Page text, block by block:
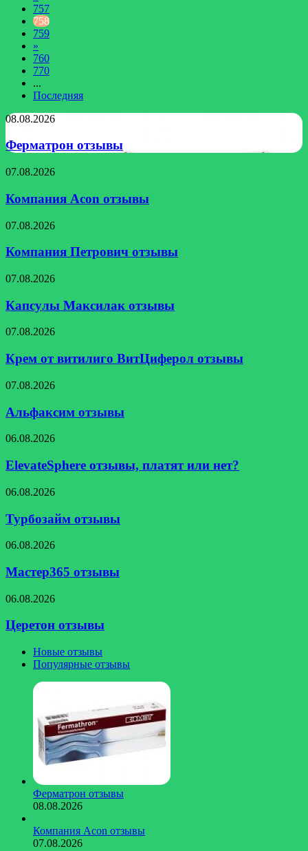
757
758
759
»
760
770
...
Последняя
Ферматрон
08.08.2026
Ферматрон отзывы
Компания
отзывы
07.08.2026
Компания Acon отзывы
Компания
отзывы
07.08.2026
Компания Петрович отзывы
Капсулы
отзывы
07.08.2026
Капсулы Максилак отзывы
Крем
витилиго
ВитЦиферол
отзывы
07.08.2026
Крем от витилиго ВитЦиферол отзывы
Альфаксим
07.08.2026
Альфаксим отзывы
ElevateSphere
платят
или
нет?
06.08.2026
ElevateSphere отзывы, платят или нет?
Турбозайм
06.08.2026
Турбозайм отзывы
Мастер365
06.08.2026
Мастер365 отзывы
Церетон
06.08.2026
Церетон отзывы
Новые отзывы
Популярные отзывы
Ферматрон отзывы
08.08.2026
Компания Acon отзывы
07.08.2026